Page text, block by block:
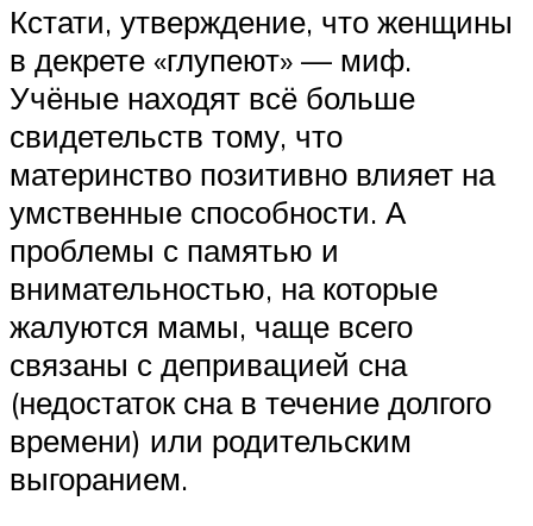
Кстати, утверждение, что женщины
в декрете «глупеют» — миф.
Учёные находят всё больше
свидетельств тому, что
материнство позитивно влияет на
умственные способности. А
проблемы с памятью и
внимательностью, на которые
жалуются мамы, чаще всего
связаны с депривацией сна
(недостаток сна в течение долгого
времени) или родительским
выгоранием.